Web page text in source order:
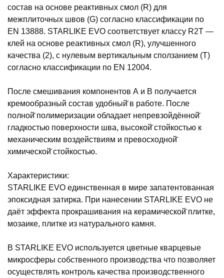
состав на основе реактивных смол (R) для
межплиточных швов (G) согласно классификации по
EN 13888. STARLIKE EVO соответствует классу R2T —
клей на основе реактивных смол (R), улучшенного
качества (2), с нулевым вертикальным сползанием (T)
согласно классификации по EN 12004.
После смешивания компонентов А и В получается
кремообразный состав удобный̆ в работе. После
полной̆ полимеризации обладает непревзойдённой̆
гладкостью поверхности шва, высокой̆ стойкостью к
механическим воздействиям и превосходной̆
химической̆ стойкостью.
Характеристики:
STARLIKE EVO единственная в мире запатентованная
эпоксидная затирка. При нанесении STARLIKE EVO не
даёт эффекта прокрашивания на керамической̆ плитке,
мозаике, плитке из натурального камня.
В STARLIKE EVO используется цветные кварцевые
микросферы собственного производства что позволяет
осуществлять контроль качества производственного